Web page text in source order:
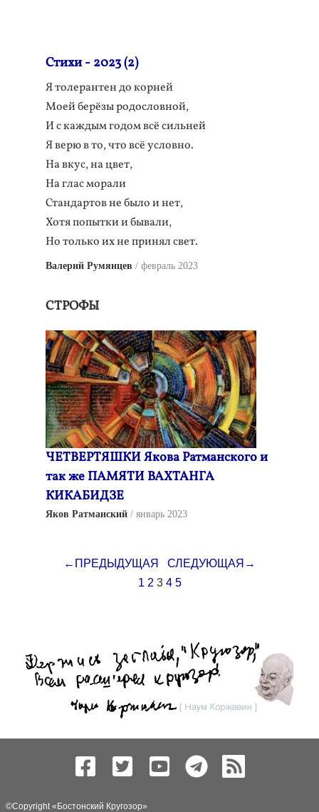
Стихи - 2023 (2)
Я толерантен до корней
Моей берёзы родословной,
И с каждым годом всё сильней
Я верю в то, что всё условно.
На вкус, на цвет,
На глас морали
Стандартов не было и нет,
Хотя попытки и бывали,
Но только их не принял свет.
Валерий Румянцев февраль 2023
СТРОФЫ
ЧЕТВЕРТЯШКИ Якова Ратманского и
так же ПАМЯТИ ВАХТАНГА
КИКАБИДЗЕ
Яков Ратманский январь 2023
←ПРЕДЫДУЩАЯ
СЛЕДУЮЩАЯ→
1 2 3 4 5
©Copyright « Бостонский Кругозор»